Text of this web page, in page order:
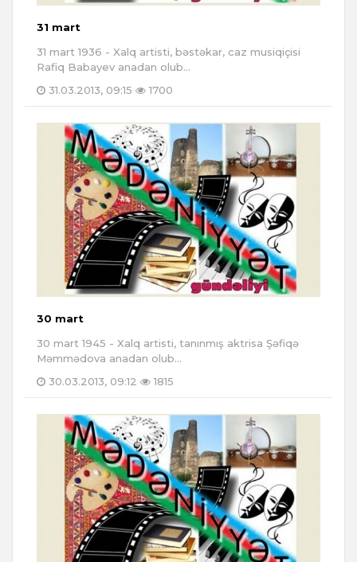
31 mart
31 mart 1936 - Xalq artisti, bəstəkar, caz musiqiçisi
Rafiq Babayev anadan olub...
31.03.2013, 09:15
1700
30 mart
30 mart 1945 - Xalq artisti, tanınmış aktrisa Şəfiqə
Məmmədova anadan olub...
30.03.2013, 09:12
1815